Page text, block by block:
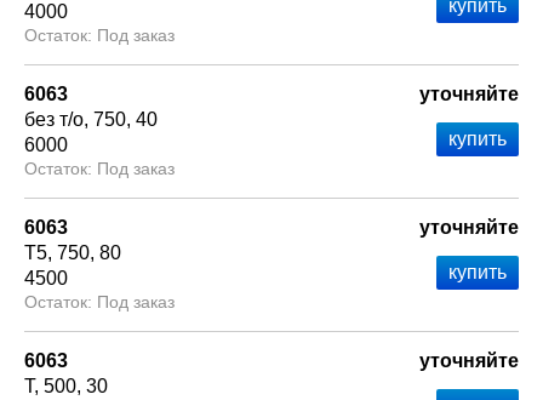
4000
Под заказ
6063
без т/о 750 40
6000
Под заказ
уточняйте
6063
Т5 750 80
4500
Под заказ
уточняйте
6063
Т 500 30
уточняйте